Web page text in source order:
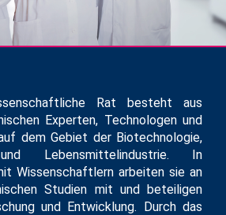
Rat besteht aus
Experten, Technologen und
dem Gebiet der Biotechnologie,
Lebensmittelindustrie. In
Wissenschaftlern arbeiten sie an
Studien mit und beteiligen
und Entwicklung. Durch das